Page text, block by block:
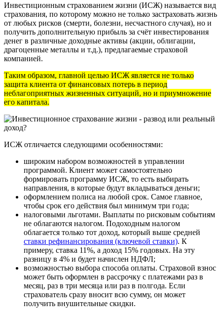
Инвестиционным страхованием жизни (ИСЖ) называется вид
страхования, по которому можно не только застраховать жизнь
от любых рисков (смерти, болезни, несчастного случая), но и
получить дополнительную прибыль за счёт инвестирования
денег в различные доходные активы (акции, облигации,
драгоценные металлы и т.д.), предлагаемые страховой
компанией.
Таким образом, главной целью ИСЖ является не только
защита клиента от финансовых потерь в период
неблагоприятных жизненных ситуаций, но и приумножение
его капитала.
ИСЖ отличается следующими особенностями:
широким набором возможностей в управлении
программой. Клиент может самостоятельно
формировать программу ИСЖ, то есть выбирать
направления, в которые будут вкладываться деньги;
оформлением полиса на любой срок. Самое главное,
чтобы срок его действия был минимум три года;
налоговыми льготами. Выплаты по рисковым событиям
не облагаются налогом. Подоходным налогом
облагается только тот доход, который выше средней
ставки рефинансирования (ключевой ставки). К
примеру, ставка 11%, а доход 15% годовых. На эту
разницу в 4% и будет начислен НДФЛ;
возможностью выбора способа оплаты. Страховой взнос
может быть оформлен в рассрочку с платежами раз в
месяц, раз в три месяца или раз в полгода. Если
страхователь сразу вносит всю сумму, он может
получить внушительные скидки.